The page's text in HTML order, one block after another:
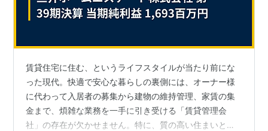
賃貸住宅に住む、というライフスタイルが当たり前にな
った現代。快適で安心な暮らしの裏側には、オーナー様
に代わって入居者の募集から建物の維持管理、家賃の集
金まで、煩雑な業務を一手に引き受ける「賃貸管理会
社」の存在が欠かせません。特に、質の高い住まいとサ